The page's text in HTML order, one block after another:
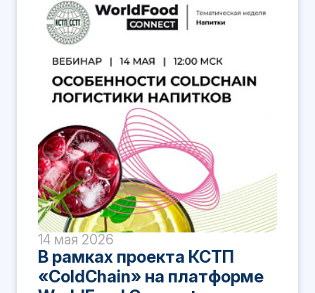
14 мая 2026
В рамках проекта КСТП
«ColdChain» на платформе